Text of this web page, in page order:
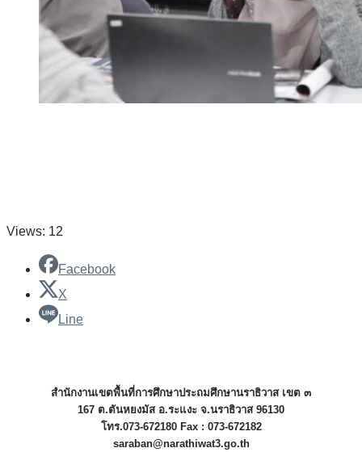
Views: 12
Facebook
X
Line
สำนักงานเขตพื้นที่การศึกษาประถมศึกษานราธิวาส เขต ๓
167 ต.ตันหยงมัส อ.ระแงะ จ.นราธิวาส 96130
โทร.073-672180 Fax : 073-672182
saraban@narathiwat3.go.th